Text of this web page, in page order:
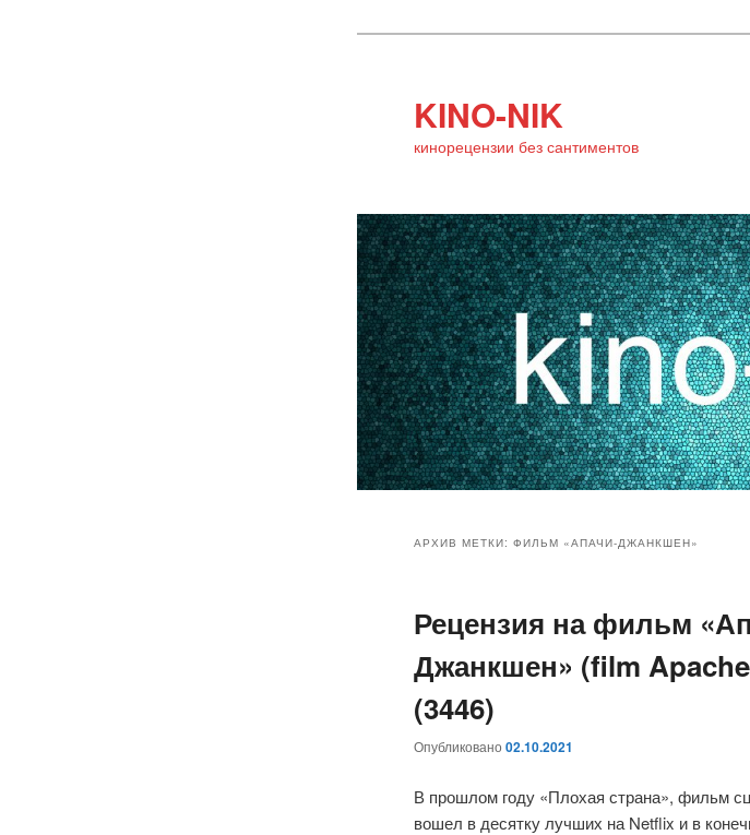
KINO-NIK
кинорецензии без сантиментов
основному
содержимому
дополнительному
содержимому
АРХИВ МЕТКИ:ФИЛЬМ «АПАЧИ-ДЖАНКШЕН»
Рецензия на фильм
Джанкшен» (film
(3446)
Опубликовано02.10.2021
В прошлом году «Плохая страна», фильм
вошел в десятку лучших на Netflix и в